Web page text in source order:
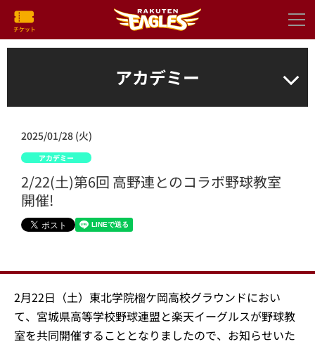
アカデミー
2025/01/28 (火)
アカデミー
2/22(土)第6回 高野連とのコラボ野球教室
開催!
2月22日（土）東北学院榴ケ岡高校グラウンドにおい
て、宮城県高等学校野球連盟と楽天イーグルスが野球教
室を共同開催することとなりましたので、お知らせいた